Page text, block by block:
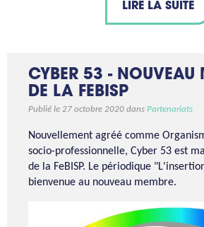
LIRE LA SUITE
CYBER 53 - NOUVEAU
DE LA FEBISP
Publié le 27 octobre 2020 dans Partenariats
Nouvellement agréé comme
socio-professionnelle, Cyber 53 est
de la FeBISP. Le périodique
bienvenue au nouveau membre.